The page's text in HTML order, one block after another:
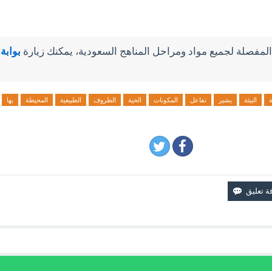
لجميع مواد ومراحل المناهج السعودية، يمكنك زيارة بوابة
البيئة يشير تفاعل المكونات الحية الظروف الطبيعية المحيطة
بها